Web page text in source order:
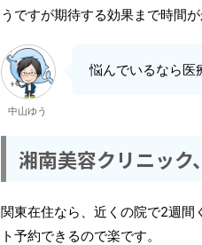
うですが期待する効果まで時間
中山ゆう
悩んでいるなら医
湘南美容クリニッ
関東在住なら、近くの院で2週間
ト予約できるので楽です。